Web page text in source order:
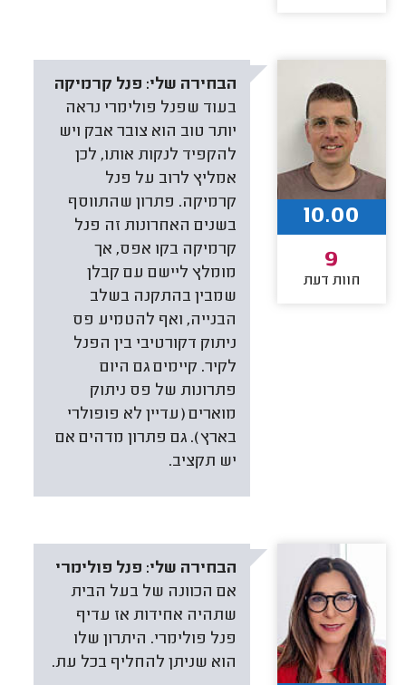
הבחירה שלי: פנל קרמיקה
בעוד שפנל פולימרי נראה
יותר טוב הוא צובר אבק ויש
להקפיד לנקות אותו, לכן
אמליץ לרוב על פנל
קרמיקה. פתרון שהתווסף
בשנים האחרונות זה פנל
קרמיקה בקו אפס, אך
מומלץ ליישם עם קבלן
שמבין בהתקנה בשלב
הבנייה, ואף להטמיע פס
ניתוק דקורטיבי בין הפנל
לקיר. קיימים גם היום
פתרונות של פס ניתוק
מוארים (עדיין לא פופולרי
בארץ). גם פתרון מדהים אם
יש תקציב.
10.00
9
חוות דעת
הבחירה שלי: פנל פולימרי
אם הכוונה של בעל הבית
שתהיה אחידות אז עדיף
פנל פולימרי. היתרון שלו
הוא שניתן להחליף בכל עת.